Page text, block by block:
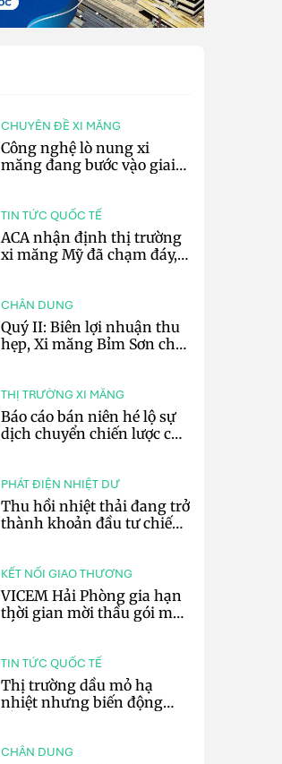
CHUYÊN ĐỀ XI MĂNG
Công nghệ lò nung xi
măng đang bước vào giai
TIN TỨC QUỐC TẾ
ACA nhận định thị trường
xi măng Mỹ đã chạm đáy,
CHÂN DUNG
Quý II: Biên lợi nhuận thu
hẹp, Xi măng Bỉm Sơn chỉ
THỊ TRƯỜNG XI MĂNG
Báo cáo bán niên hé lộ sự
dịch chuyển chiến lược của
PHÁT ĐIỆN NHIỆT DƯ
Thu hồi nhiệt thải đang trở
thành khoản đầu tư chiến
KẾT NỐI GIAO THƯƠNG
VICEM Hải Phòng gia hạn
thời gian mời thầu gói mua
TIN TỨC QUỐC TẾ
Thị trường dầu mỏ hạ
nhiệt nhưng biến động
CHÂN DUNG